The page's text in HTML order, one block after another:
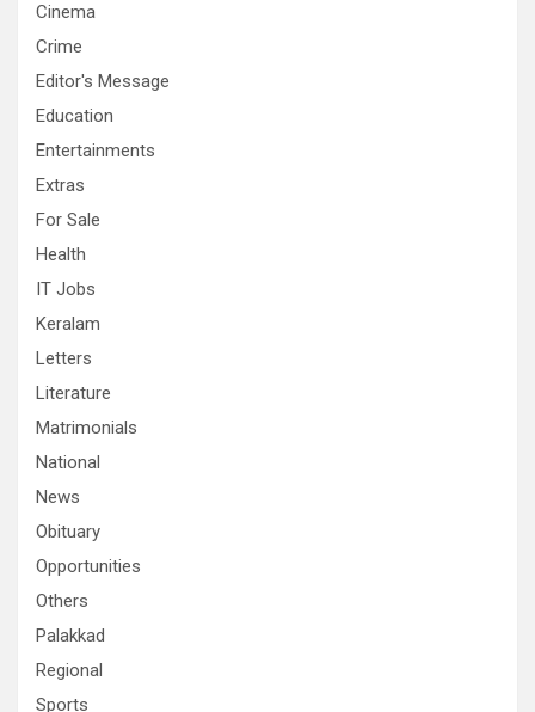
Cinema
Crime
Editor's Message
Education
Entertainments
Extras
For Sale
Health
IT Jobs
Keralam
Letters
Literature
Matrimonials
National
News
Obituary
Opportunities
Others
Palakkad
Regional
Sports